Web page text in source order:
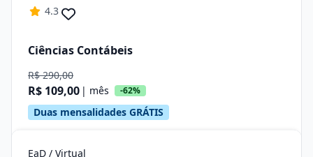
4.3
Ciências Contábeis
R$ 290,00
R$ 109,00 | mês -62%
Duas mensalidades GRÁTIS
EaD / Virtual